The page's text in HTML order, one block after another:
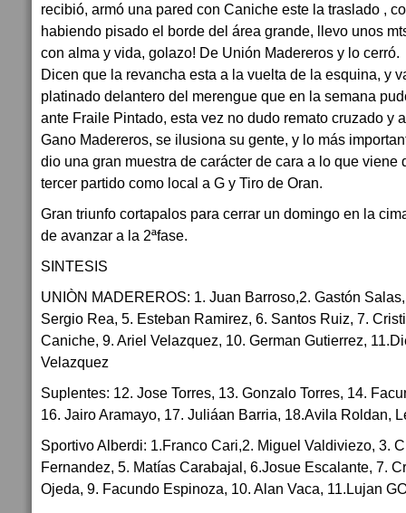
recibió, armó una pared con Caniche este la traslado ,
habiendo pisado el borde del área grande, llevo unos
con alma y vida, golazo! De Unión Madereros y lo cerró.
Dicen que la revancha esta a la vuelta de la esquina, y
platinado delantero del merengue que en la semana
ante Fraile Pintado, esta vez no dudo remato cruzado y
Gano Madereros, se ilusiona su gente, y lo más
dio una gran muestra de carácter de cara a lo que viene
tercer partido como local a G y Tiro de Oran.
Gran triunfo cortapalos para cerrar un domingo en la
de avanzar a la 2ªfase.
SINTESIS
UNIÒN MADEREROS: 1. Juan Barroso,2. Gastón
Sergio Rea, 5. Esteban Ramirez, 6. Santos Ruiz, 7.
Caniche, 9. Ariel Velazquez, 10. German Gutierrez,
Velazquez
Suplentes: 12. Jose Torres, 13. Gonzalo Torres, 14.
16. Jairo Aramayo, 17. Juliáan Barria, 18.Avila Roldan,
Sportivo Alberdi: 1.Franco Cari,2. Miguel Valdiviezo, 3.
Fernandez, 5. Matías Carabajal, 6.Josue Escalante, 7.
Ojeda, 9. Facundo Espinoza, 10. Alan Vaca, 11.Lujan